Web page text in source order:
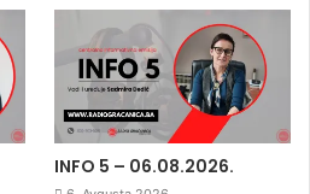
INFO 5 – 06.08.2026.